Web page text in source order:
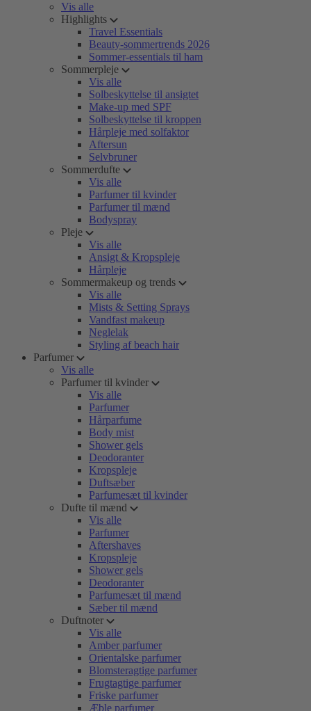
Vis alle
Highlights
Travel Essentials
Beauty-sommertrends 2026
Sommer-essentials til ham
Sommerpleje
Vis alle
Solbeskyttelse til ansigtet
Make-up med SPF
Solbeskyttelse til kroppen
Hårpleje med solfaktor
Aftersun
Selvbruner
Sommerdufte
Vis alle
Parfumer til kvinder
Parfumer til mænd
Bodyspray
Pleje
Vis alle
Ansigt & Kropspleje
Hårpleje
Sommermakeup og trends
Vis alle
Mists & Setting Sprays
Vandfast makeup
Neglelak
Styling af beach hair
Parfumer
Vis alle
Parfumer til kvinder
Vis alle
Parfumer
Hårparfume
Body mist
Shower gels
Deodoranter
Kropspleje
Duftsæber
Parfumesæt til kvinder
Dufte til mænd
Vis alle
Parfumer
Aftershaves
Kropspleje
Shower gels
Deodoranter
Parfumesæt til mænd
Sæber til mænd
Duftnoter
Vis alle
Amber parfumer
Orientalske parfumer
Blomsteragtige parfumer
Frugtagtige parfumer
Friske parfumer
Æble parfumer